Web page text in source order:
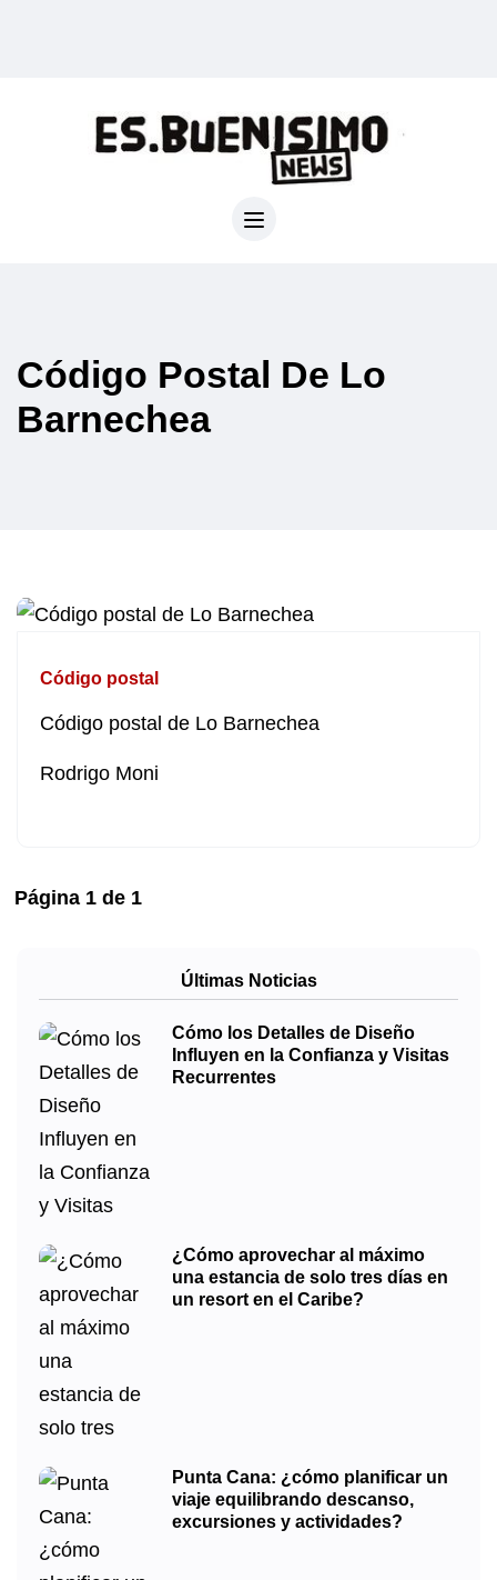
Código Postal De Lo
Barnechea
Código postal
Código postal de Lo Barnechea
Rodrigo Moni
Página 1 de 1
Últimas Noticias
Cómo los Detalles de Diseño
Influyen en la Confianza y Visitas
Recurrentes
¿Cómo aprovechar al máximo
una estancia de solo tres días en
un resort en el Caribe?
Punta Cana: ¿cómo planificar un
viaje equilibrando descanso,
excursiones y actividades?